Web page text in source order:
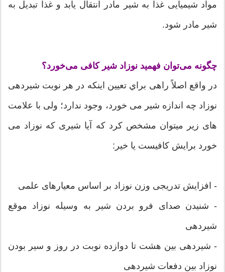
مواد شیمیایی غذا به شیر مادر انتقال یابد و غذا تبدیل به
شیر مادر شود.
چگونه می‌توان فهمید نوزاد شیر کافی می‌خورد؟
در واقع اصلاً راهی براي تعيين اینکه در هر نوبت شیردهی
نوزاد چه اندازه شیر می خورد، وجود ندارد؛ ولی با علامت
های زیر میتوان مشخص کرد که آیا شیری که نوزاد می
خورد برایش کافیست یا خیر:
- افزایش تدریجی وزن نوزاد بر اساس معیارهای علمی
- شنیدن صدای فرو بردن شیر به وسیله نوزاد موقع
شیردهی
- شیردهی بین هشت تا دوازده نوبت در روز و سیر بودن
نوزاد بین دفعات شیردهی